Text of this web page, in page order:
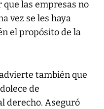
que las empresas no
vez se les haya
el propósito de la
también que
de
derecho. Aseguró